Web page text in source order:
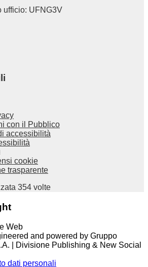
ufficio: UFNG3V
con il Pubblico
accessibilità
cookie
trasparente
354 volte
and powered by Gruppo
| Divisione Publishing & New Social
dati personali